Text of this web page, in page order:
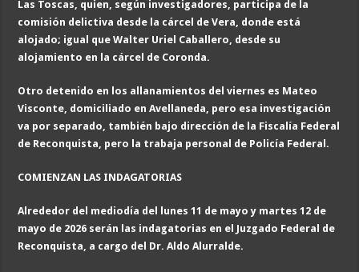
Las Toscas, quien, según investigadores, participa de la
comisión delictiva desde la cárcel d e Vera, donde está
alojado; igual que Walter Uriel Caballero, desde su
alojamiento en la cárcel de Coronda.
Otro detenido en los allanamientos del viernes es Mateo
Visconte, domiciliado en Avellaneda, pero esa investigación
va por separado, también bajo dirección de la Fiscalía Federal
de Reconquista, pero la trabaja personal de Policía Federal.
COMIENZAN LAS INDAGATORIAS
Alrededor del mediodía del lunes 11 de mayo y martes 12 de
mayo de 2026 serán las indagatorias en el Juzgado Federal de
Reconquista, a cargo del Dr. Aldo Alurralde.